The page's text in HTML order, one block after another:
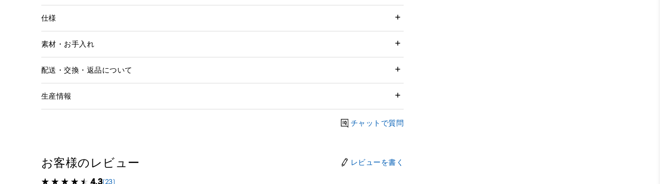
仕様
素材・お手入れ
配送・交換・返品について
生産情報
チャットで質問
お客様のレビュー レビューを書く
4.3(23)